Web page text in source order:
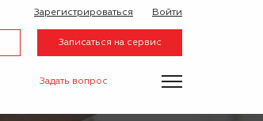
Записаться на сервис
Зарегистрироваться Войти
Задать вопрос